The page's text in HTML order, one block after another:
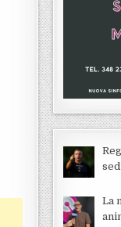
La